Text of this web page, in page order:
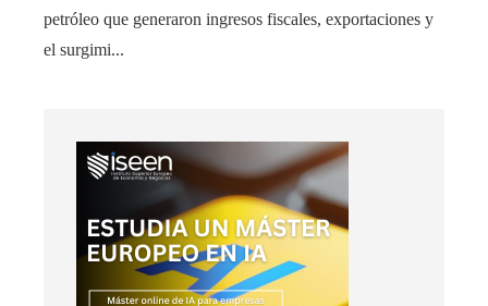
petróleo que generaron ingresos fiscales, exportaciones y
el surgimi...